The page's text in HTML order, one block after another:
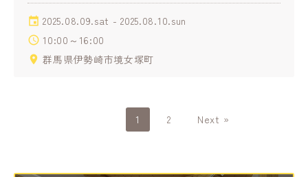
2025.08.09.sat - 2025.08.10.sun
10:00～16:00
群馬県伊勢崎市境女塚町
1 2 Next »